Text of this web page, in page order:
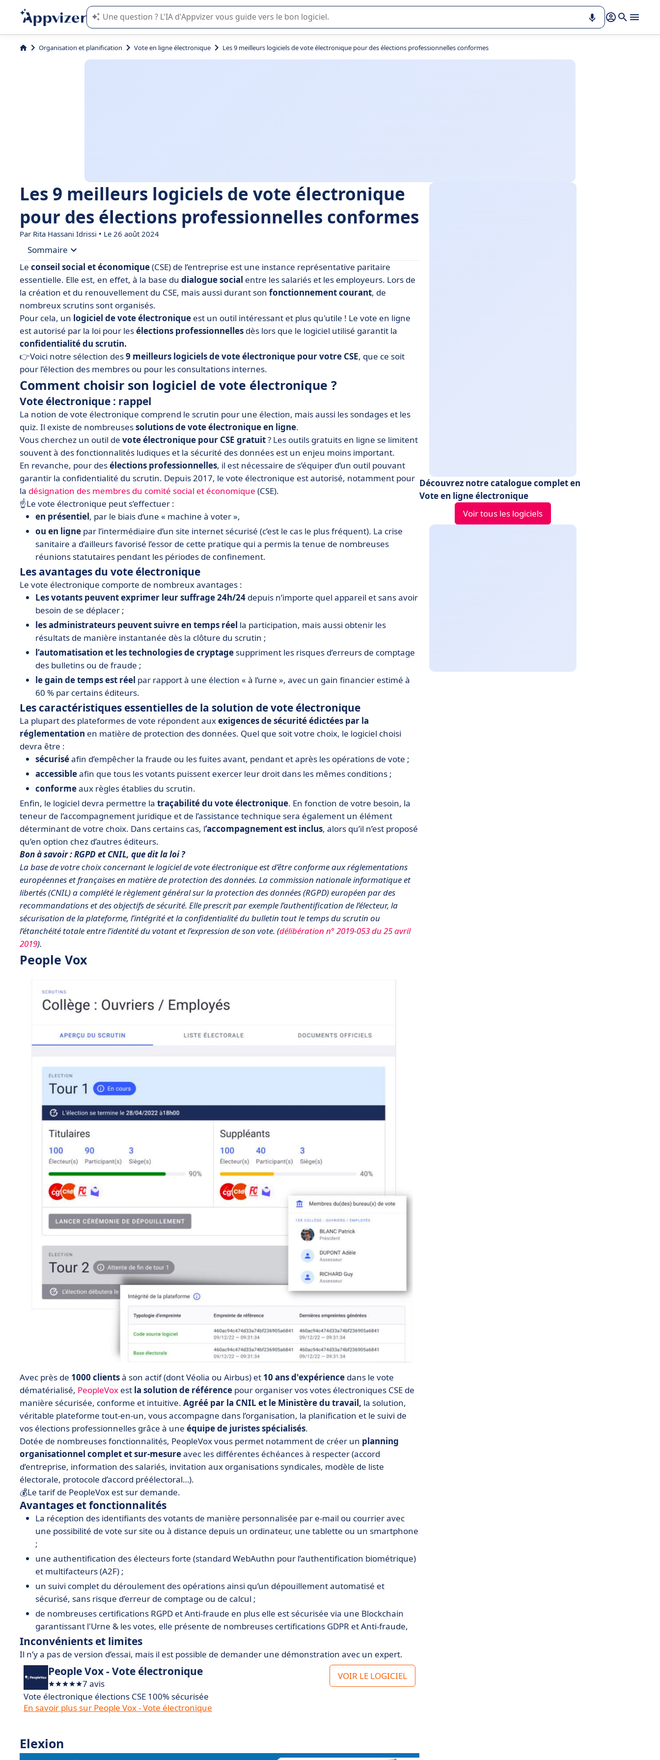
L'IA de Appvizer vous guide dans l'utilisation ou la sélection de logiciel SaaS en entreprise.
Organisation et planification Vote en ligne électronique Les 9 meilleurs logiciels de vote électronique pour des élections professionnelles conformes
Les 9 meilleurs logiciels de vote électronique
pour des élections professionnelles conformes
Par Rita Hassani Idrissi • Le 26 août 2024
Sommaire
• Comment choisir son logiciel de vote électronique ?
• People Vox
• Elexion
• Gedivote
• Neovote
• Paragon Elections
• Voxaly
• Voxvote
• Wechooz
• On résume !
Le conseil social et économique(CSE) de l’entreprise est une instance représentative paritaire
essentielle. Elle est, en effet, à la base du dialogue social entre les salariés et les employeurs. Lors de
la création et du renouvellement du CSE, mais aussi durant son fonctionnement courant, de
nombreux scrutins sont organisés.
Pour cela, un logiciel de vote électronique est un outil intéressant et plus qu'utile ! Le vote en ligne
est autorisé par la loi pour lesélections professionnelles dès lors que le logiciel utilisé garantit la
confidentialité du scrutin.
👉Voici notre sélection des9 meilleurs logiciels de vote électronique pour votre CSE, que ce soit
pour l’élection des membres ou pour les consultations internes.
Comment choisir son logiciel de vote électronique ?
Vote électronique : rappel
La notion de vote électronique comprend le scrutin pour une élection, mais aussi les sondages et les
quiz. Il existe de nombreusessolutions de vote électronique en ligne.
Vous cherchez un outil de vote électronique pour CSE gratuit? Les outils gratuits en ligne se limitent
souvent à des fonctionnalités ludiques et la sécurité des données est un enjeu moins important.
En revanche, pour desélections professionnelles, il est nécessaire de s’équiper d’un outil pouvant
garantir la confidentialité du scrutin. Depuis 2017, le vote électronique est autorisé, notamment pour
la désignation des membres du comité social et économique (CSE).
☝️Le vote électronique peut s’effectuer :
en présentiel, par le biais d’une « machine à voter »,
ou en ligne par l’intermédiaire d’un site internet sécurisé (c’est le cas le plus fréquent). La crise
sanitaire a d’ailleurs favorisé l’essor de cette pratique qui a permis la tenue de nombreuses
réunions statutaires pendant les périodes de confinement.
Les avantages du vote électronique
Le vote électronique comporte de nombreux avantages :
Les votants peuvent exprimer leur suffrage 24h/24 depuis n’importe quel appareil et sans avoir
besoin de se déplacer ;
les administrateurs peuvent suivre en temps réel la participation, mais aussi obtenir les
résultats de manière instantanée dès la clôture du scrutin ;
l’automatisation et les technologies de cryptage suppriment les risques d’erreurs de comptage
des bulletins ou de fraude ;
le gain de temps est réel par rapport à une élection « à l’urne », avec un gain financier estimé à
60 % par certains éditeurs.
Les caractéristiques essentielles de la solution de vote électronique
La plupart des plateformes de vote répondent auxexigences de sécurité édictées par la
réglementation en matière de protection des données. Quel que soit votre choix, le logiciel choisi
devra être :
sécuriséafin d’empêcher la fraude ou les fuites avant, pendant et après les opérations de vote ;
accessibleafin que tous les votants puissent exercer leur droit dans les mêmes conditions ;
conformeaux règles établies du scrutin.
Enfin, le logiciel devra permettre la traçabilité du vote électronique. En fonction de votre besoin, la
teneur de l’accompagnement juridique et de l’assistance technique sera également un élément
déterminant de votre choix. Dans certains cas, l’accompagnement est inclus, alors qu’il n’est proposé
qu’en option chez d’autres éditeurs.
Bon à savoir : RGPD et CNIL, que dit la loi ?
La base de votre choix concernant le logiciel de vote électronique est d’être conforme aux réglementations
européennes et françaises en matière de protection des données. La commission nationale informatique et
libertés (CNIL) a complété le règlement général sur la protection des données (RGPD) européen par des
recommandations et des objectifs de sécurité. Elle prescrit par exemple l’authentification de l’électeur, la
sécurisation de la plateforme, l’intégrité et la confidentialité du bulletin tout le temps du scrutin ou
l’étanchéité totale entre l’identité du votant et l’expression de son vote. (délibération n° 2019-053 du 25 avril
2019).
People Vox
Avec près de 1000 clientsà son actif (dont Véolia ou Airbus) et 10 ans d'expérience dans le vote
dématérialisé, PeopleVox est la solution de référence pour organiser vos votes électroniques CSE de
manière sécurisée, conforme et intuitive. Agréé par la CNIL et le Ministère du travail, la solution,
véritable plateforme tout-en-un, vous accompagne dans l’organisation, la planification et le suivi de
vos élections professionnelles grâce à une équipe de juristes spécialisés.
Dotée de nombreuses fonctionnalités, PeopleVox vous permet notamment de créer un planning
organisationnel complet et sur-mesureavec les différentes échéances à respecter (accord
d’entreprise, information des salariés, invitation aux organisations syndicales, modèle de liste
électorale, protocole d’accord préélectoral…).
💰Le tarif de PeopleVox est sur demande.
Avantages et fonctionnalités
La réception des identifiants des votants de manière personnalisée par e-mail ou courrier avec
une possibilité de vote sur site ou à distance depuis un ordinateur, une tablette ou un smartphone
;
une authentification des électeurs forte (standard WebAuthn pour l’authentification biométrique)
et multifacteurs (A2F) ;
un suivi complet du déroulement des opérations ainsi qu’un dépouillement automatisé et
sécurisé, sans risque d’erreur de comptage ou de calcul ;
de nombreuses certifications RGPD et Anti-fraude en plus elle est sécurisée via une Blockchain
garantissant l'Urne & les votes, elle présente de nombreuses certifications GDPR et Anti-fraude,
Inconvénients et limites
Il n’y a pas de version d’essai, mais il est possible de demander une démonstration avec un expert.
People Vox - Vote électronique
7 avis
VOIR LE LOGICIEL
Vote électronique élections CSE 100% sécurisée
En savoir plus sur People Vox - Vote électronique
Elexion
Découvrez notre catalogue complet en
Vote en ligne électronique
Voir tous les logiciels